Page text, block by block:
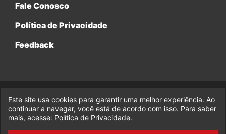
Fale Conosco
Política de Privacidade
Feedback
© 2017-2026 Legado da Marvel, uma empresa da Legado
Enterprises.
fabiolobo
Este site usa cookies para garantir uma melhor experiência. Ao
continuar a navegar, você está de acordo com isso. Para saber
mais, acesse: Política de Privacidade.